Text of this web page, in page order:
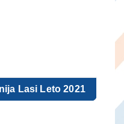
Lasi Leto 2021